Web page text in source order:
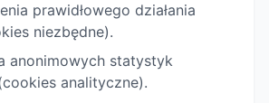
prawidłowego działania
niezbędne).
anonimowych statystyk
analityczne).